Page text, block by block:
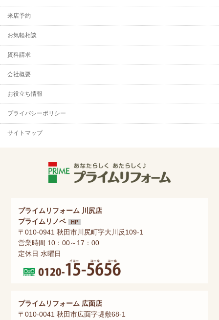
来店予約
お気軽相談
資料請求
会社概要
お役立ち情報
プライバシーポリシー
サイトマップ
プライムリフォーム 川尻店
プライムリノベ
HP
〒010-0941 秋田市川尻町字大川反109-1
営業時間 10：00～17：00
定休日 水曜日
プライムリフォーム 広面店
〒010-0041 秋田市広面字堤敷68-1